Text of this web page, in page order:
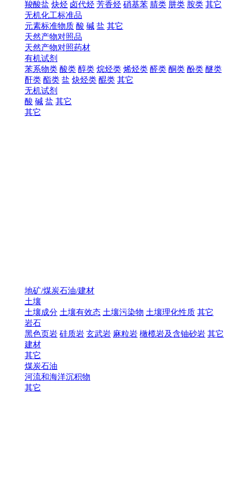
羧酸盐 炔烃 卤代烃 芳香烃 硝基苯 腈类 肼类 胺类 其它
无机化工标准品
元素标准物质 酸 碱 盐 其它
天然产物对照品
天然产物对照药材
有机试剂
苯系物类 酸类 醇类 烷烃类 烯烃类 醛类 酮类 酚类 醚类
酐类 酯类 盐 炔烃类 醌类 其它
无机试剂
酸 碱 盐 其它
其它
地矿/煤炭石油/建材
土壤
土壤成分 土壤有效态 土壤污染物 土壤理化性质 其它
岩石
黑色页岩 硅质岩 玄武岩 麻粒岩 橄榄岩及含铀砂岩 其它
建材
其它
煤炭石油
河流和海洋沉积物
其它